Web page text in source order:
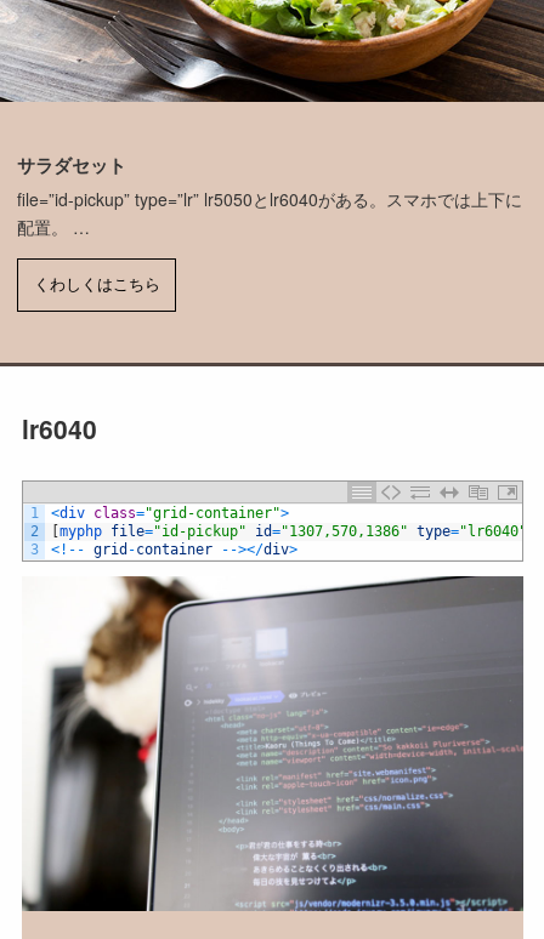
サラダセット
file=”id-pickup” type=”lr” lr5050とlr6040がある。スマホでは上下に
配置。 …
くわしくはこちら
lr6040
1
2
3
<div class="grid-container">
myphp file="id-pickup" id="1307,570,1386" type="lr6040"
<! -- grid -container --></div>